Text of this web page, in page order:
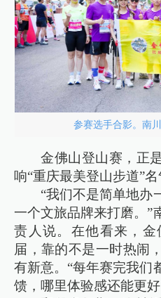
参赛选手合影。南
金佛山登山赛，正
响“重庆最美登山步道”名
“我们不是简单地办
一个文旅品牌来打磨。”
责人说。在他看来，
届，靠的不是一时热闹
有新意。“每年赛完我们
馈，哪里体验感还能更